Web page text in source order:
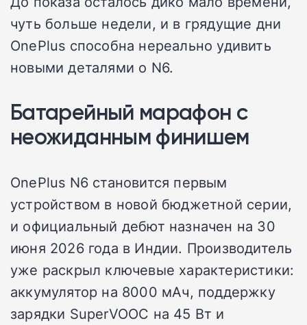
чуть больше недели, и в грядущие дни
OnePlus способна нереально удивить
новыми деталями о N6.
Батарейный марафон с
неожиданным финишем
OnePlus N6 становится первым
устройством в новой бюджетной серии,
и официальный дебют назначен на 30
июня 2026 года в Индии. Производитель
уже раскрыл ключевые характеристики:
аккумулятор на 8000 мАч, поддержку
зарядки SuperVOOC на 45 Вт и